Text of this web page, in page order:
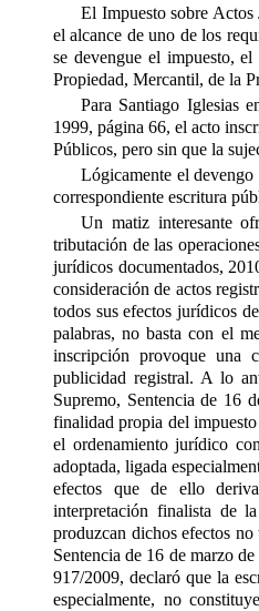
El Impuesto sobre Actos
el alcance de uno de los
se devengue el impuesto,
Propiedad, Mercantil, de la
Para Santiago Iglesias
1999, página 66, el acto
Públicos, pero sin que la
Lógicamente el
correspondiente escritura
Un matiz interesante
tributación de las
jurídicos documentados,
consideración de actos
todos sus efectos jurídicos
palabras, no basta con el
inscripción provoque una
publicidad registral. A lo
Supremo, Sentencia de 16
finalidad propia del
el ordenamiento jurídico
adoptada, ligada
efectos que de ello
interpretación finalista de
produzcan dichos efectos
Sentencia de 16 de marzo
917/2009, declaró que la
especialmente, no